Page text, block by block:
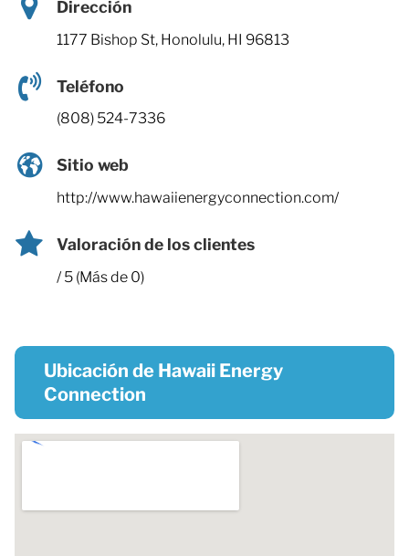
Dirección
1177 Bishop St, Honolulu, HI 96813
Teléfono
(808) 524-7336
Sitio web
http://www.hawaiienergyconnection.com/
Valoración de los clientes
/ 5 (Más de 0)
Ubicación de Hawaii Energy
Connection